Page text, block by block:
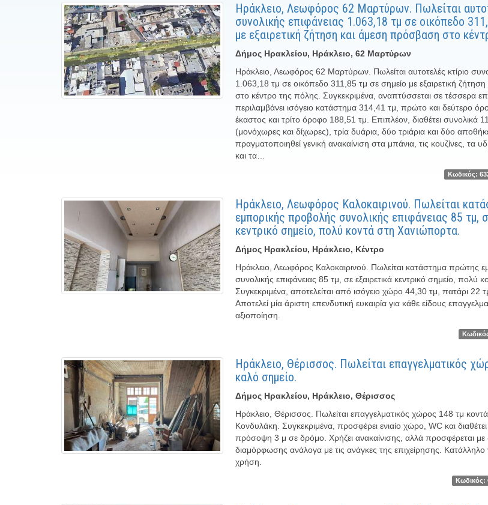
Ηράκλειο, Λεωφόρος 62 Μαρτύρων. Πωλείται
συνολικής επιφάνειας 1.063,18 τμ σε οικόπεδο
με εξαιρετική ζήτηση και άμεση πρόσβαση στο
Δήμος Ηρακλείου, Ηράκλειο, 62 Μαρτύρων
Ηράκλειο, Λεωφόρος 62 Μαρτύρων. Πωλείται αυτοτελές κτίριο
1.063,18 τμ σε οικόπεδο 311,85 τμ σε σημείο με εξαιρετική
στο κέντρο της πόλης. Συγκεκριμένα, αναπτύσσεται σε τέσσερα
περιλαμβάνει ισόγειο κατάστημα 314,41 τμ, πρώτο και δεύτερο
έκαστος και τρίτο όροφο 188,51 τμ. Επιπλέον, διαθέτει συνολικά
(μονόχωρες και δίχωρες), τρία δυάρια, δύο τριάρια και δύο
πραγματοποιηθεί γενική ανακαίνιση στα μπάνια, τις κουζίνες, τα
και τα…
Κωδικός:
Ηράκλειο, Λεωφόρος Καλοκαιρινού. Πωλείται
εμπορικής προβολής συνολικής επιφάνειας 85 τμ,
κεντρικό σημείο, πολύ κοντά στη Χανιώπορτα.
Δήμος Ηρακλείου, Ηράκλειο, Κέντρο
Ηράκλειο, Λεωφόρος Καλοκαιρινού. Πωλείται κατάστημα πρώτης
συνολικής επιφάνειας 85 τμ, σε εξαιρετικά κεντρικό σημείο, πολύ
Συγκεκριμένα, αποτελείται από ισόγειο χώρο 44,30 τμ, πατάρι 22
Αποτελεί μία άριστη επενδυτική ευκαιρία για κάθε είδους
αξιοποίηση.
Ηράκλειο, Θέρισσος. Πωλείται επαγγελματικός
καλό σημείο.
Δήμος Ηρακλείου, Ηράκλειο, Θέρισσος
Ηράκλειο, Θέρισσος. Πωλείται επαγγελματικός χώρος 148 τμ
Κονδυλάκη. Συγκεκριμένα, προσφέρει ενιαίο χώρο, WC και
πρόσοψη 3 μ σε δρόμο. Χρήζει ανακαίνισης, αλλά προσφέρεται με
διαμόρφωσης ανάλογα με τις ανάγκες της επιχείρησης. Κατάλληλο
χρήση.
Κωδικός: